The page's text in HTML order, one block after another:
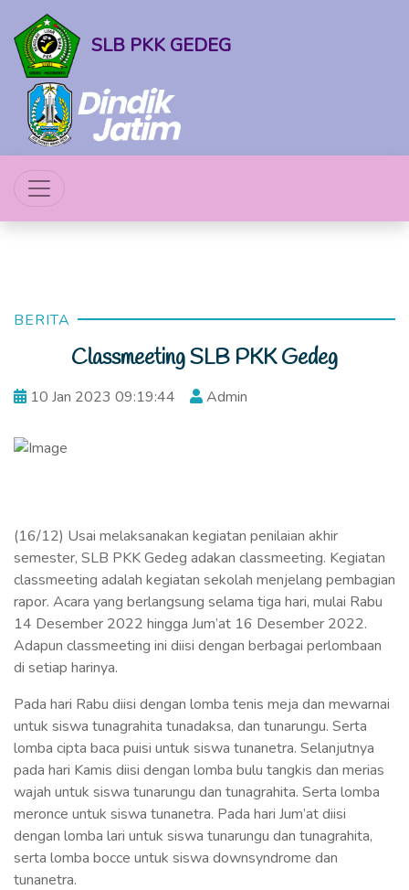
SLB PKK GEDEG
BERITA
Classmeeting SLB PKK Gedeg
10 Jan 2023 09:19:44 Admin
(16/12) Usai melaksanakan kegiatan penilaian akhir
semester, SLB PKK Gedeg adakan classmeeting. Kegiatan
classmeeting adalah kegiatan sekolah menjelang pembagian
rapor. Acara yang berlangsung selama tiga hari, mulai Rabu
14 Desember 2022 hingga Jum’at 16 Desember 2022.
Adapun classmeeting ini diisi dengan berbagai perlombaan
di setiap harinya.
Pada hari Rabu diisi dengan lomba tenis meja dan mewarnai
untuk siswa tunagrahita tunadaksa, dan tunarungu. Serta
lomba cipta baca puisi untuk siswa tunanetra. Selanjutnya
pada hari Kamis diisi dengan lomba bulu tangkis dan merias
wajah untuk siswa tunarungu dan tunagrahita. Serta lomba
meronce untuk siswa tunanetra. Pada hari Jum’at diisi
dengan lomba lari untuk siswa tunarungu dan tunagrahita,
serta lomba bocce untuk siswa downsyndrome dan
tunanetra.